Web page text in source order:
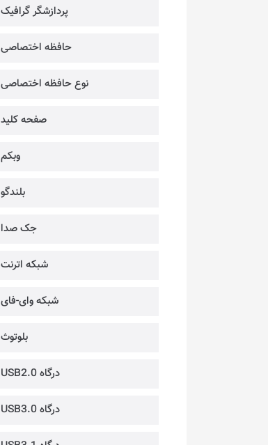
پردازشگر گرافیک
حافظه اختصاصی
نوع حافظه اختصاصی
صفحه کلید
وبکم
بلندگو
جک صدا
شبکه اترنت
شبکه وای-فای
بلوتوث
درگاه USB2.0
درگاه USB3.0